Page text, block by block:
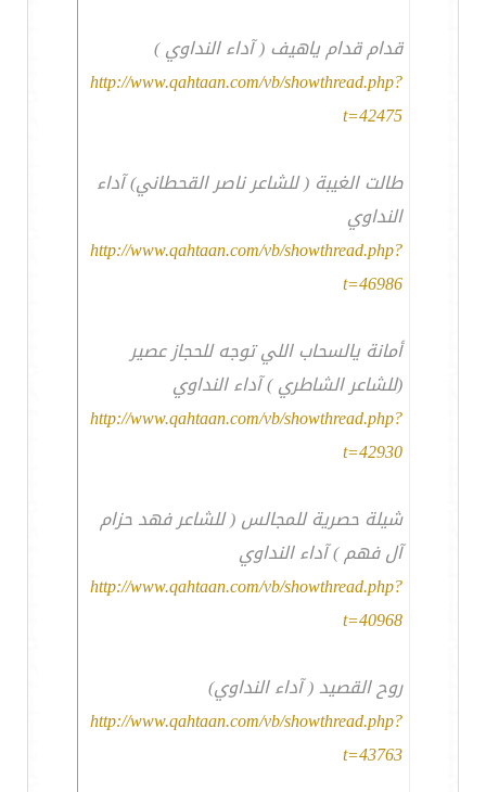
قدام قدام ياهيف ( آداء النداوي )
http://www.qahtaan.com/vb/showthread.php?
t=42475
طالت الغيبة ( للشاعر ناصر القحطاني) آداء
النداوي
http://www.qahtaan.com/vb/showthread.php?
t=46986
أمانة يالسحاب اللي توجه للحجاز عصير
(للشاعر الشاطري ) آداء النداوي
http://www.qahtaan.com/vb/showthread.php?
t=42930
شيلة حصرية للمجالس ( للشاعر فهد حزام
آل فهم ) آداء النداوي
http://www.qahtaan.com/vb/showthread.php?
t=40968
روح القصيد ( آداء النداوي)
http://www.qahtaan.com/vb/showthread.php?
t=43763